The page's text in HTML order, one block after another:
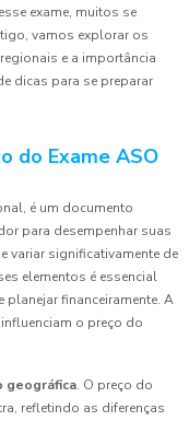
exame, muitos se
vamos explorar os
e a importância
dicas para se preparar
do Exame ASO
é um documento
para desempenhar suas
variar significativamente de
elementos é essencial
financeiramente. A
o preço do
geográfica. O preço do
refletindo as diferenças